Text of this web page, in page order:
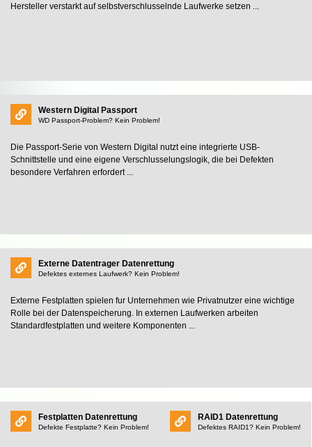
Hersteller verstarkt auf selbstverschlusselnde Laufwerke setzen ...
Western Digital Passport
WD Passport-Problem? Kein Problem!
Die Passport-Serie von Western Digital nutzt eine integrierte USB-
Schnittstelle und eine eigene Verschlusselungslogik, die bei Defekten
besondere Verfahren erfordert ...
Externe Datentrager Datenrettung
Defektes externes Laufwerk? Kein Problem!
Externe Festplatten spielen fur Unternehmen wie Privatnutzer eine wichtige
Rolle bei der Datenspeicherung. In externen Laufwerken arbeiten
Standardfestplatten und weitere Komponenten ...
Festplatten Datenrettung
Defekte Festplatte? Kein Problem!
RAID1 Datenrettung
Defektes RAID1? Kein Problem!